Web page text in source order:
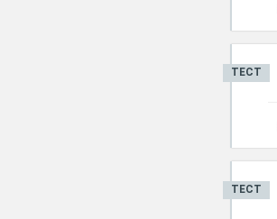
ТЕСТ
ТЕСТ